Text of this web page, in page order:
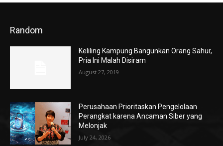
Random
Keliling Kampung Bangunkan Orang Sahur,
Pria Ini Malah Disiram
August 27, 2019
Perusahaan Prioritaskan Pengelolaan
Perangkat karena Ancaman Siber yang
Melonjak
July 24, 2026